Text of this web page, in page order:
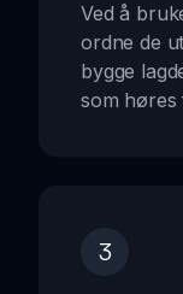
Ved å
ordne de
bygge
som høres
3